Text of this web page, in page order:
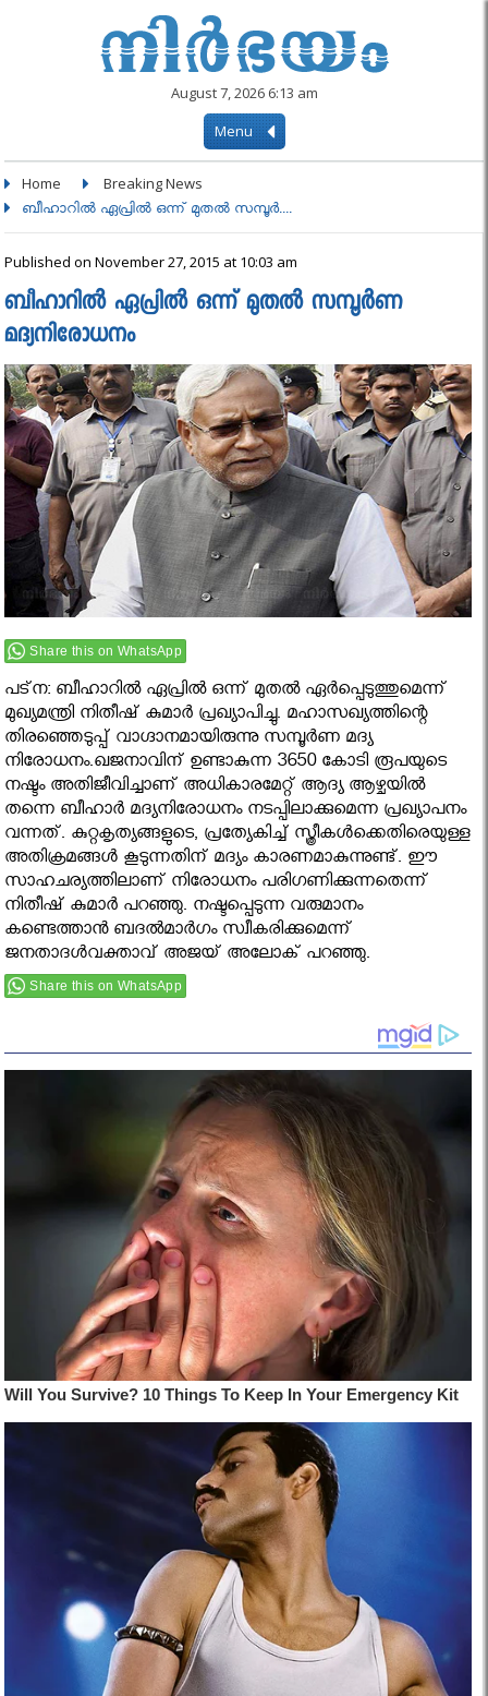
August 7, 2026 6:13 am
Menu
Home Breaking News
ബീഹാറില്‍ ഏപ്രില്‍ ഒന്ന് മുതല്‍ സമ്പൂര്‍....
Published on November 27, 2015 at 10:03 am
ബീഹാറില്‍ ഏപ്രില്‍ ഒന്ന് മുതല്‍ സമ്പൂര്‍ണ
മദ്യനിരോധനം
Share this on WhatsApp
പട്‌ന: ബീഹാറില്‍ ഏപ്രില്‍ ഒന്ന് മുതല്‍ ഏര്‍പ്പെടുത്തുമെന്ന്
മുഖ്യമന്ത്രി നിതീഷ് കുമാര്‍ പ്രഖ്യാപിച്ചു. മഹാസഖ്യത്തിന്റെ
തിരഞ്ഞെടുപ്പ് വാഗ്ദാനമായിരുന്നു സമ്പൂര്‍ണ മദ്യ
നിരോധനം.ഖജനാവിന് ഉണ്ടാകുന്ന 3650 കോടി രൂപയുടെ
നഷ്ടം അതിജീവിച്ചാണ് അധികാരമേറ്റ് ആദ്യ ആഴ്ചയില്‍
തന്നെ ബീഹാര്‍ മദ്യനിരോധനം നടപ്പിലാക്കുമെന്ന പ്രഖ്യാപനം
വന്നത്. കുറ്റകൃത്യങ്ങളുടെ, പ്രത്യേകിച്ച് സ്ത്രീകള്‍ക്കെതിരെയുള്ള
അതിക്രമങ്ങള്‍ കൂടുന്നതിന് മദ്യം കാരണമാകുന്നുണ്ട്. ഈ
സാഹചര്യത്തിലാണ് നിരോധനം പരിഗണിക്കുന്നതെന്ന്
നിതീഷ് കുമാര്‍ പറഞ്ഞു. നഷ്ടപ്പെടുന്ന വരുമാനം
കണ്ടെത്താന്‍ ബദല്‍മാര്‍ഗം സ്വീകരിക്കുമെന്ന്
ജനതാദള്‍വക്താവ് അജയ് അലോക് പറഞ്ഞു.
Share this on WhatsApp